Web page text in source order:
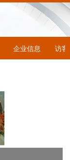
企业信息 访客